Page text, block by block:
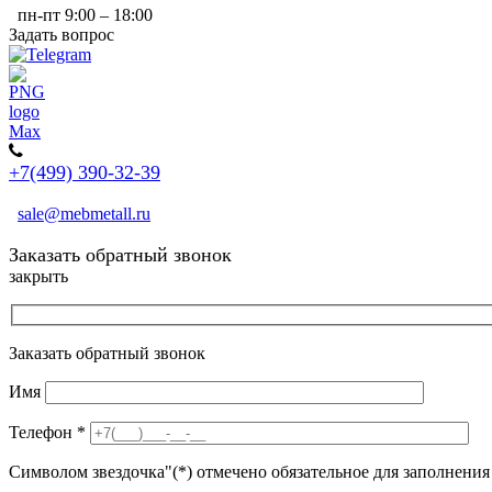
пн-пт 9:00 – 18:00
Задать вопрос
+7(499) 390-32-39
sale@mebmetall.ru
Заказать обратный звонок
закрыть
Заказать обратный звонок
Имя
Телефон *
Символом звездочка"(*) отмечено обязательное для